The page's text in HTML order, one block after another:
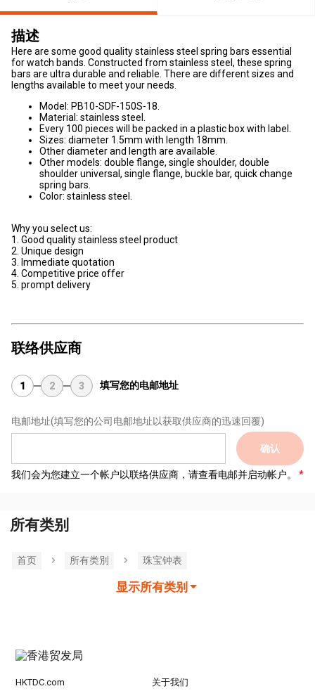
描述
Here are some good quality stainless steel spring bars essential
for watch bands. Constructed from stainless steel, these spring
bars are ultra durable and reliable. There are different sizes and
lengths available to meet your needs.
Model: PB10-SDF-150S-18.
Material: stainless steel.
Every 100 pieces will be packed in a plastic box with label.
Sizes: diameter 1.5mm with length 18mm.
Other diameter and length are available.
Other models: double flange, single shoulder, double
shoulder universal, single flange, buckle bar, quick change
spring bars.
Color: stainless steel.
Why you select us:
1. Good quality stainless steel product
2. Unique design
3. Immediate quotation
4. Competitive price offer
5. prompt delivery
联络供应商
1 2 3 填写您的电邮地址
电邮地址(填写您的公司电邮地址以获取供应商的迅速回覆)
确认
我们会为您建立一个帐户以联络供应商，请查看电邮并启动帐户。
所有类别
首页 所有类別 珠宝钟表
显示所有类别
HKTDC.com 关于我们